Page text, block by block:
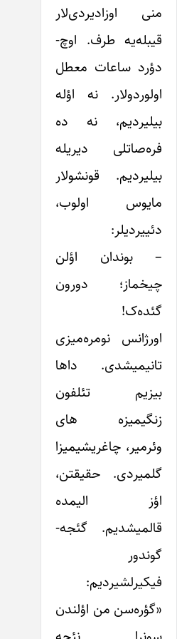
منی اوزادیردی‌لار
قیبله‌یه طرف. اوچ-
دؤرد ساعات معطل
اولوردولار. نه اؤله
بیلیردیم، نه ده
فره‌صاتلی دیریله
بیلیردیم. قونشولار
مایوس اولوب،
دئییردیلر:
– بوندان اؤلن
چیخماز؛ دورون
گئده‌ک!
اورژانس نومره‌میزی
تانیمیشدی. داها
بیزیم تئلفون
زنگیمیزه های
وئرمیر، چاغریشیمیزا
گلمیردی. حقیقتن،
اؤز الیمده
قالمیشدیم. گئجه-
گوندور
فیکیرلشیردیم:
«گؤره‌سن من اؤلندن